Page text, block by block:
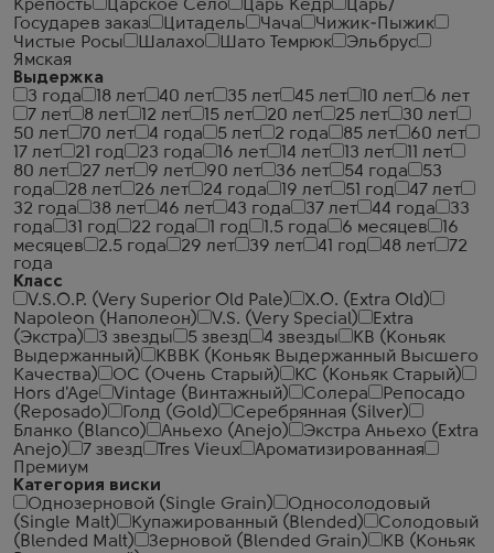
Крепость
Царское Село Царь Кедр
Царь/
Государев заказ
Цитадель Чача
Чижик-Пыжик
Чистые Росы
Шалахо Шато Темрюк
Эльбрус
Ямская
Выдержка
3 года
18 лет 40 лет 35 лет 45 лет 10 лет
6 лет
7 лет
8 лет 12 лет 15 лет 20 лет 25 лет
30 лет
50 лет
70 лет 4 года 5 лет 2 года 85 лет
60 лет
17 лет
21 год 23 года 16 лет 14 лет 13 лет
11 лет
80 лет
27 лет 9 лет 90 лет 36 лет 54 года
53
года
28 лет 26 лет 24 года 19 лет 51 год
47 лет
32 года
38 лет 46 лет 43 года 37 лет 44 года
33
года
31 год 22 года 1 год 1.5 года 6 месяцев
16
месяцев
2.5 года 29 лет 39 лет 41 год 48 лет
72
года
Класс
V.S.O.P. (Very Superior Old Pale)
X.O. (Extra Old)
Napoleon (Наполеон)
V.S. (Very Special)
Extra
(Экстра)
3 звезды 5 звезд 4 звезды
КВ (Коньяк
Выдержанный)
КВВК (Коньяк Выдержанный Высшего
Качества)
ОС (Очень Старый)
КС (Коньяк Старый)
Hors d'Age
Vintage (Винтажный) Солера
Репосадо
(Reposado)
Голд (Gold)
Серебрянная (Silver)
Бланко (Blanco)
Аньехо (Anejo)
Экстра Аньехо (Extra
Anejo)
7 звезд Tres Vieux
Ароматизированная
Премиум
Категория виски
Однозерновой (Single Grain)
Односолодовый
(Single Malt)
Купажированный (Blended)
Солодовый
(Blended Malt)
Зерновой (Blended Grain)
КВ (Коньяк